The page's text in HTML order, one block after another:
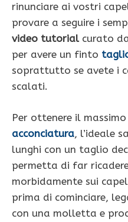
rinunciare ai vostri
provare a seguire i
video tutorialcurato
per avere un finto
soprattutto se avete i
scalati.
Per ottenere il
acconciatura, l’ideale
lunghi con un taglio
permetta di far
morbidamente sui
prima di cominciare,
con una molletta e